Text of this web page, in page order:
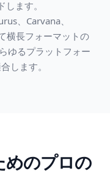
ます。
、Carvana、
横長フォーマットの
ゆるプラットフォー
します。
めのプロの